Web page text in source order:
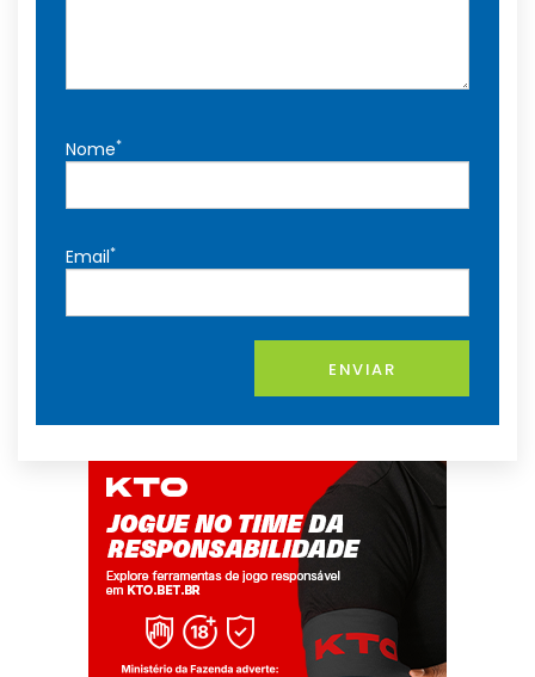
Nome*
Email*
ENVIAR